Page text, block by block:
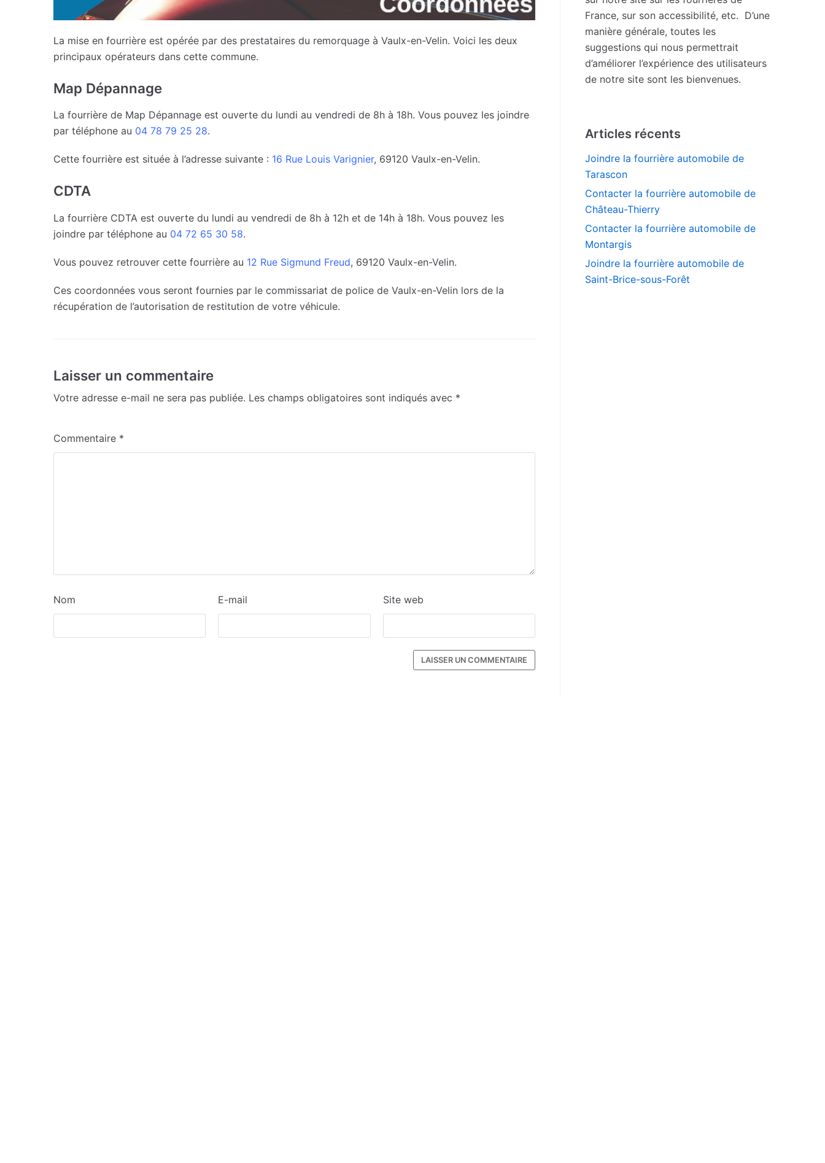
La mise en fourrière est opérée par des prestataires du remorquage à Vaulx-en-Velin. Voici les deux
principaux opérateurs dans cette commune.
Map Dépannage
La fourrière de Map Dépannage est ouverte du lundi au vendredi de 8h à 18h. Vous pouvez les joindre
par téléphone au 04 78 79 25 28.
Cette fourrière est située à l’adresse suivante : 16 Rue Louis Varignier, 69120 Vaulx-en-Velin.
CDTA
La fourrière CDTA est ouverte du lundi au vendredi de 8h à 12h et de 14h à 18h. Vous pouvez les
joindre par téléphone au 04 72 65 30 58.
Vous pouvez retrouver cette fourrière au 12 Rue Sigmund Freud, 69120 Vaulx-en-Velin.
Ces coordonnées vous seront fournies par le commissariat de police de Vaulx-en-Velin lors de la
récupération de l’autorisation de restitution de votre véhicule.
Laisser un commentaire
Votre adresse e-mail ne sera pas publiée. Les champs obligatoires sont indiqués avec *
Commentaire *
Nom E-mail Site web
France, sur son accessibilité, etc. D’une
manière générale, toutes les
suggestions qui nous permettrait
d’améliorer l’expérience des utilisateurs
de notre site sont les bienvenues.
Articles récents
Joindre la fourrière automobile de
Tarascon
Contacter la fourrière automobile de
Château-Thierry
Contacter la fourrière automobile de
Montargis
Joindre la fourrière automobile de
Saint-Brice-sous-Forêt